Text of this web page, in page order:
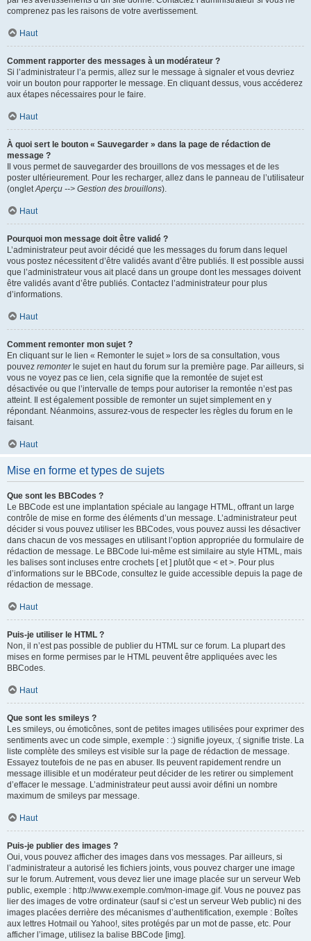
comprenez pas les raisons de votre avertissement.
Haut
Comment rapporter des messages à un modérateur ?
Si l’administrateur l’a permis, allez sur le message à signaler et vous devriez
voir un bouton pour rapporter le message. En cliquant dessus, vous accéderez
aux étapes nécessaires pour le faire.
Haut
À quoi sert le bouton « Sauvegarder » dans la page de rédaction de
message ?
Il vous permet de sauvegarder des brouillons de vos messages et de les
poster ultérieurement. Pour les recharger, allez dans le panneau de l’utilisateur
(ongletAperçu --> Gestion des brouillons).
Haut
Pourquoi mon message doit être validé ?
L’administrateur peut avoir décidé que les messages du forum dans lequel
vous postez nécessitent d’être validés avant d’être publiés. Il est possible aussi
que l’administrateur vous ait placé dans un groupe dont les messages doivent
être validés avant d’être publiés. Contactez l’administrateur pour plus
d’informations.
Haut
Comment remonter mon sujet ?
En cliquant sur le lien « Remonter le sujet » lors de sa consultation, vous
pouvez remonterle sujet en haut du forum sur la première page. Par ailleurs, si
vous ne voyez pas ce lien, cela signifie que la remontée de sujet est
désactivée ou que l’intervalle de temps pour autoriser la remontée n’est pas
atteint. Il est également possible de remonter un sujet simplement en y
répondant. Néanmoins, assurez-vous de respecter les règles du forum en le
faisant.
Haut
Mise en forme et types de sujets
Que sont les BBCodes ?
Le BBCode est une implantation spéciale au langage HTML, offrant un large
contrôle de mise en forme des éléments d’un message. L’administrateur peut
décider si vous pouvez utiliser les BBCodes, vous pouvez aussi les désactiver
dans chacun de vos messages en utilisant l’option appropriée du formulaire de
rédaction de message. Le BBCode lui-même est similaire au style HTML, mais
les balises sont incluses entre crochets [ et ] plutôt que < et >. Pour plus
d’informations sur le BBCode, consultez le guide accessible depuis la page de
rédaction de message.
Haut
Puis-je utiliser le HTML ?
Non, il n’est pas possible de publier du HTML sur ce forum. La plupart des
mises en forme permises par le HTML peuvent être appliquées avec les
BBCodes.
Haut
Que sont les smileys ?
Les smileys, ou émoticônes, sont de petites images utilisées pour exprimer des
sentiments avec un code simple, exemple : :) signifie joyeux, :( signifie triste. La
liste complète des smileys est visible sur la page de rédaction de message.
Essayez toutefois de ne pas en abuser. Ils peuvent rapidement rendre un
message illisible et un modérateur peut décider de les retirer ou simplement
d’effacer le message. L’administrateur peut aussi avoir défini un nombre
maximum de smileys par message.
Haut
Puis-je publier des images ?
Oui, vous pouvez afficher des images dans vos messages. Par ailleurs, si
l’administrateur a autorisé les fichiers joints, vous pouvez charger une image
sur le forum. Autrement, vous devez lier une image placée sur un serveur Web
public, exemple : http://www.exemple.com/mon-image.gif. Vous ne pouvez pas
lier des images de votre ordinateur (sauf si c’est un serveur Web public) ni des
images placées derrière des mécanismes d’authentification, exemple : Boîtes
aux lettres Hotmail ou Yahoo!, sites protégés par un mot de passe, etc. Pour
afficher l’image, utilisez la balise BBCode [img].